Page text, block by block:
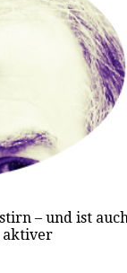
– und ist
aktiver